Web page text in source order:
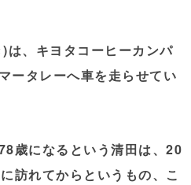
は、キヨタコーヒーカンパ
ータレーへ車を走らせてい
歳になるという清田は、20
訪れてからというもの、こ